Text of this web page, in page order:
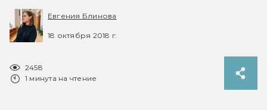
Евгения Блинова
18 октября 2018 г.
2458
1 минута на чтение